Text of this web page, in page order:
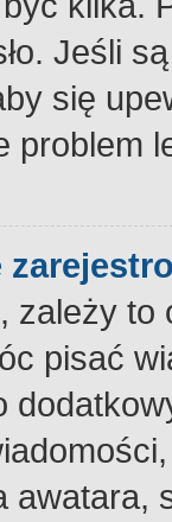
Jeśli
się
problem
zależy
pisać